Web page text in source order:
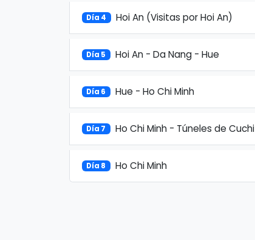
Día 4 Hoi An (Visitas por Hoi An)
Día 5 Hoi An - Da Nang - Hue
Día 6 Hue - Ho Chi Minh
Día 7 Ho Chi Minh - Túneles de Cuchi
Día 8 Ho Chi Minh